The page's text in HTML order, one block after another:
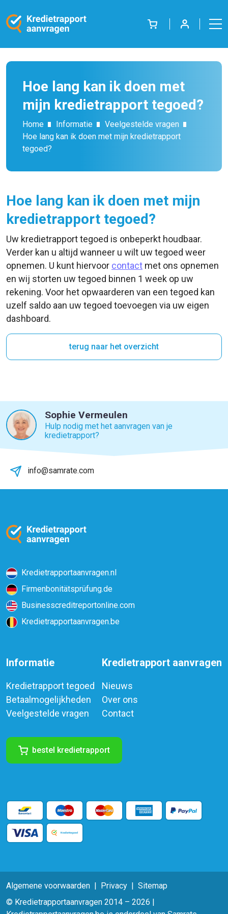
Hoe lang kan ik doen met
mijn kredietrapport tegoed?
Home Informatie
Veelgestelde vragen
Hoe lang kan ik doen met mijn kredietrapport
tegoed?
Hoe lang kan ik doen met mijn
kredietrapport tegoed?
Uw kredietrapport tegoed is onbeperkt houdbaar.
Verder kan u altijd wanneer u wilt uw tegoed weer
opnemen. U kunt hiervoor contact met ons opnemen
en wij storten uw tegoed binnen 1 week op uw
rekening. Voor het opwaarderen van een tegoed kan
uzelf saldo aan uw tegoed toevoegen via uw eigen
dashboard.
terug naar het overzicht
Sophie Vermeulen
Hulp nodig met het aanvragen van je
kredietrapport?
info@samrate.com
Kredietrapportaanvragen.nl
Firmenbonitätsprüfung.de
Businesscreditreportonline.com
Kredietrapportaanvragen.be
Informatie
Kredietrapport tegoed
Betaalmogelijkheden
Veelgestelde vragen
Kredietrapport aanvragen
Nieuws
Over ons
Contact
bestel kredietrapport
Algemene voorwaarden Privacy
Sitemap
© Kredietrapportaanvragen 2014 – 2026 |